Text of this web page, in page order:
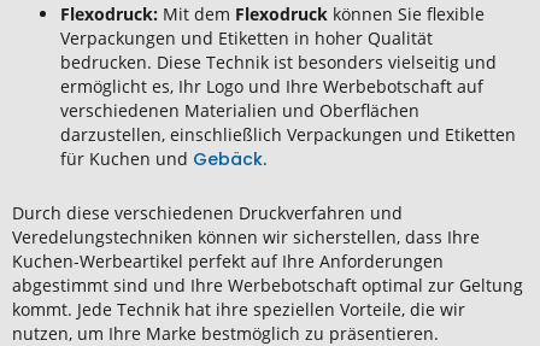
Flexodruck: Mit dem Flexodruck können Sie flexible
Verpackungen und Etiketten in hoher Qualität
bedrucken. Diese Technik ist besonders vielseitig und
ermöglicht es, Ihr Logo und Ihre Werbebotschaft auf
verschiedenen Materialien und Oberflächen
darzustellen, einschließlich Verpackungen und Etiketten
für Kuchen und Gebäck.
Durch diese verschiedenen Druckverfahren und
Veredelungstechniken können wir sicherstellen, dass Ihre
Kuchen-Werbeartikel perfekt auf Ihre Anforderungen
abgestimmt sind und Ihre Werbebotschaft optimal zur Geltung
kommt. Jede Technik hat ihre speziellen Vorteile, die wir
nutzen, um Ihre Marke bestmöglich zu präsentieren.